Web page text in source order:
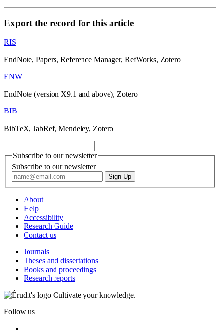
Export the record for this article
RIS
EndNote, Papers, Reference Manager, RefWorks, Zotero
ENW
EndNote (version X9.1 and above), Zotero
BIB
BibTeX, JabRef, Mendeley, Zotero
Subscribe to our newsletter
Subscribe to our newsletter
About
Help
Accessibility
Research Guide
Contact us
Journals
Theses and dissertations
Books and proceedings
Research reports
Cultivate your knowledge.
Follow us